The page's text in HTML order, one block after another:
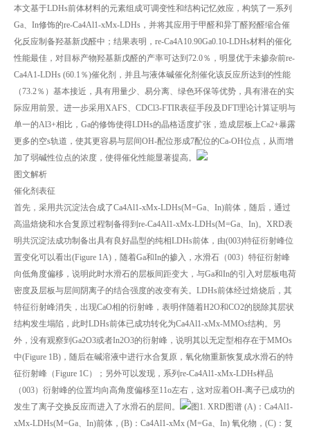
本文基于LDHs前体材料的元素组成可调变性和结构记忆效应，构筑了一系列
Ga、In修饰的re-Ca4Al1-xMx-LDHs，并将其应用于甲醛和异丁醛羟醛缩合催
化反应制备羟基新戊醛中；结果表明，re-Ca4A10.90Ga0.10-LDHs材料的催化
性能最佳，对目标产物羟基新戊醛的产率可达到72.0％，明显优于未掺杂前re-
Ca4A1-LDHs (60.1％)催化剂，并且与液体碱催化剂催化该反应所达到的性能
（73.2％）基本接近，具有用量少、易分离、绿色环保等优势，具有潜在的实
际应用前景。进一步采用XAFS、CDCl3-FTIR表征手段及DFT理论计算证明与
单一的Al3+相比，Ga的修饰使得LDHs的晶格适度扩张，造成层板上Ca2+暴露
更多的空s轨道，使其更容易与层间OH-配位形成7配位的Ca-OH位点，从而增
加了弱碱性位点的浓度，使得催化性能显著提高。
图文解析
催化剂表征
首先，采用共沉淀法合成了Ca4Al1-xMx-LDHs(M=Ga、In)前体，随后，通过
高温焙烧和水合复原过程制备得到re-Ca4Al1-xMx-LDHs(M=Ga、In)。XRD表
明共沉淀法成功制备出具有良好晶型的纯相LDHs前体，由(003)特征衍射峰位
置变化可以看出(Figure 1A)，随着Ga和In的掺入，水滑石（003）特征衍射峰
向低角度偏移，说明此时水滑石的层板间距变大，与Ga和In的引入对层板电荷
密度及层板与层间阴离子的结合强度的改变有关。LDHs前体经过焙烧后，其
特征衍射峰消失，出现CaO相的衍射峰，表明伴随着H2O和CO2的脱除其层状
结构发生塌陷，此时LDHs前体已成功转化为Ca4Al1-xMx-MMOs结构。另
外，没有观察到Ga2O3或者In2O3的衍射峰，说明其以无定型相存在于MMOs
中(Figure 1B)，随后在碱溶液中进行水合复原，氧化物重新恢复成水滑石的特
征衍射峰（Figure 1C）；另外可以发现，系列re-Ca4Al1-xMx-LDHs样品
（003）衍射峰的位置均向高角度偏移至11o左右，这对应着OH-离子已成功的
发生了离子交换反应而进入了水滑石的层间。
图1. XRD图谱 (A)：Ca4Al1-
xMx-LDHs(M=Ga、In)前体，(B)：Ca4Al1-xMx (M=Ga、In) 氧化物，(C)：复